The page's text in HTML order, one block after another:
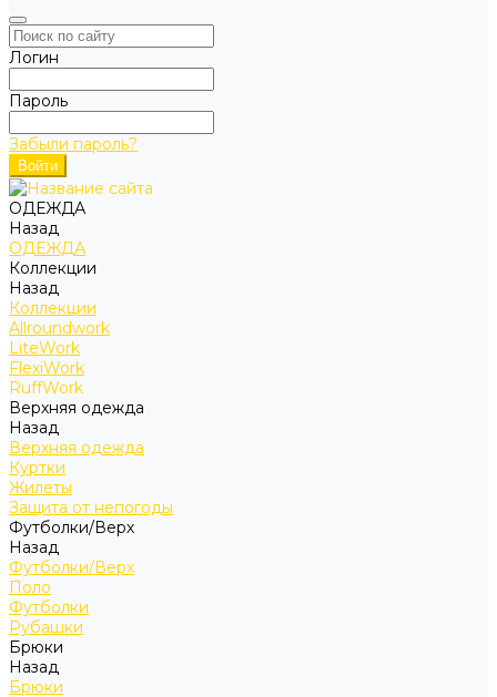
Логин
Пароль
Забыли пароль?
ОДЕЖДА
Назад
ОДЕЖДА
Коллекции
Назад
Коллекции
Allroundwork
LiteWork
FlexiWork
RuffWork
Верхняя одежда
Назад
Верхняя одежда
Куртки
Жилеты
Защита от непогоды
Футболки/Верх
Назад
Футболки/Верх
Поло
Футболки
Рубашки
Брюки
Назад
Брюки